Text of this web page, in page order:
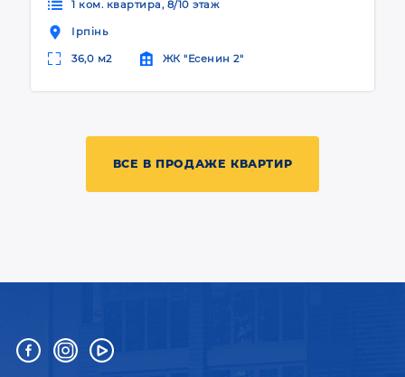
1 ком. квартира, 8/10 этаж
Ірпінь
36,0 м2 ЖК "Есенин 2"
ВСЕ В ПРОДАЖЕ КВАРТИР